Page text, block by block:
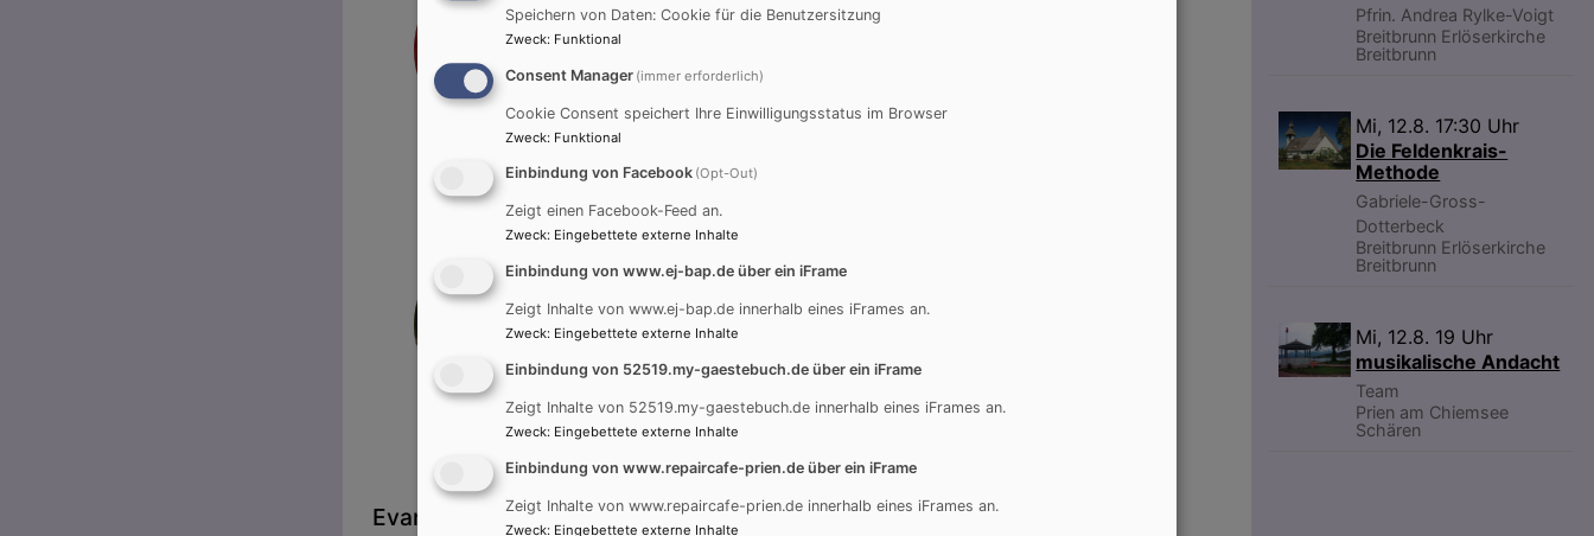
83209 Prien a. Ch.
mail:mirko.hoppe@elkb.de
Pfarrer Martin Zöbeley
Kirchenweg 13
83209 Prien a. Ch.
Telefon: 08051-96 63 51
mail: martin.zoebeley@elkb.de
Evangelische Jugend
Pfrin. Andrea Rylke-Voigt
Breitbrunn Erlöserkirche
Breitbrunn
Mi, 12.8. 17:30 Uhr
Die Feldenkrais-
Methode
Gabriele-Gross-
Dotterbeck
Breitbrunn Erlöserkirche
Breitbrunn
Mi, 12.8. 19 Uhr
musikalische Andacht
Team
Prien am Chiemsee
Schären
Speichern von Daten: Cookie für die Benutzersitzung
Zweck: Funktional
Consent Manager (immer erforderlich)
Cookie Consent speichert Ihre Einwilligungsstatus im Browser
Zweck: Funktional
Einbindung von Facebook (Opt-Out)
Zeigt einen Facebook-Feed an.
Zweck: Eingebettete externe Inhalte
Einbindung von www.ej-bap.de über ein iFrame
Zeigt Inhalte von www.ej-bap.de innerhalb eines iFrames an.
Zweck: Eingebettete externe Inhalte
Einbindung von 52519.my-gaestebuch.de über ein iFrame
Zeigt Inhalte von 52519.my-gaestebuch.de innerhalb eines iFrames an.
Zweck: Eingebettete externe Inhalte
Einbindung von www.repaircafe-prien.de über ein iFrame
Zeigt Inhalte von www.repaircafe-prien.de innerhalb eines iFrames an.
Zweck: Eingebettete externe Inhalte